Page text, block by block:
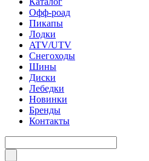
Офф-роад
Пикапы
Лодки
ATV/UTV
Снегоходы
Шины
Диски
Лебедки
Новинки
Бренды
Контакты